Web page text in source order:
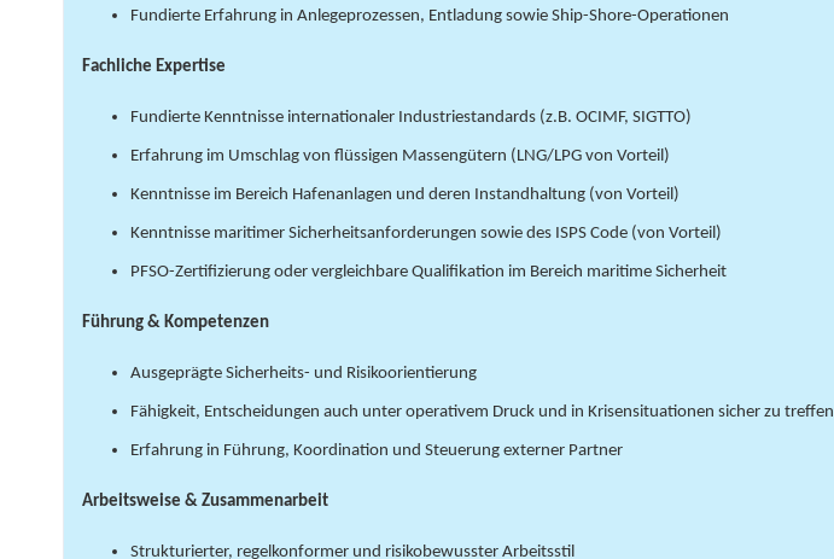
Fundierte Erfahrung in Anlegeprozessen, Entladung sowie Ship-Shore-Operationen
Fachliche Expertise
Fundierte Kenntnisse internationaler Industriestandards (z.B. OCIMF, SIGTTO)
Erfahrung im Umschlag von flüssigen Massengütern (LNG/LPG von Vorteil)
Kenntnisse im Bereich Hafenanlagen und deren Instandhaltung (von Vorteil)
Kenntnisse maritimer Sicherheitsanforderungen sowie des ISPS Code (von Vorteil)
PFSO-Zertifizierung oder vergleichbare Qualifikation im Bereich maritime Sicherheit
Führung & Kompetenzen
Ausgeprägte Sicherheits- und Risikoorientierung
Fähigkeit, Entscheidungen auch unter operativem Druck und in Krisensituationen sicher zu treffen
Erfahrung in Führung, Koordination und Steuerung externer Partner
Arbeitsweise & Zusammenarbeit
Strukturierter, regelkonformer und risikobewusster Arbeitsstil